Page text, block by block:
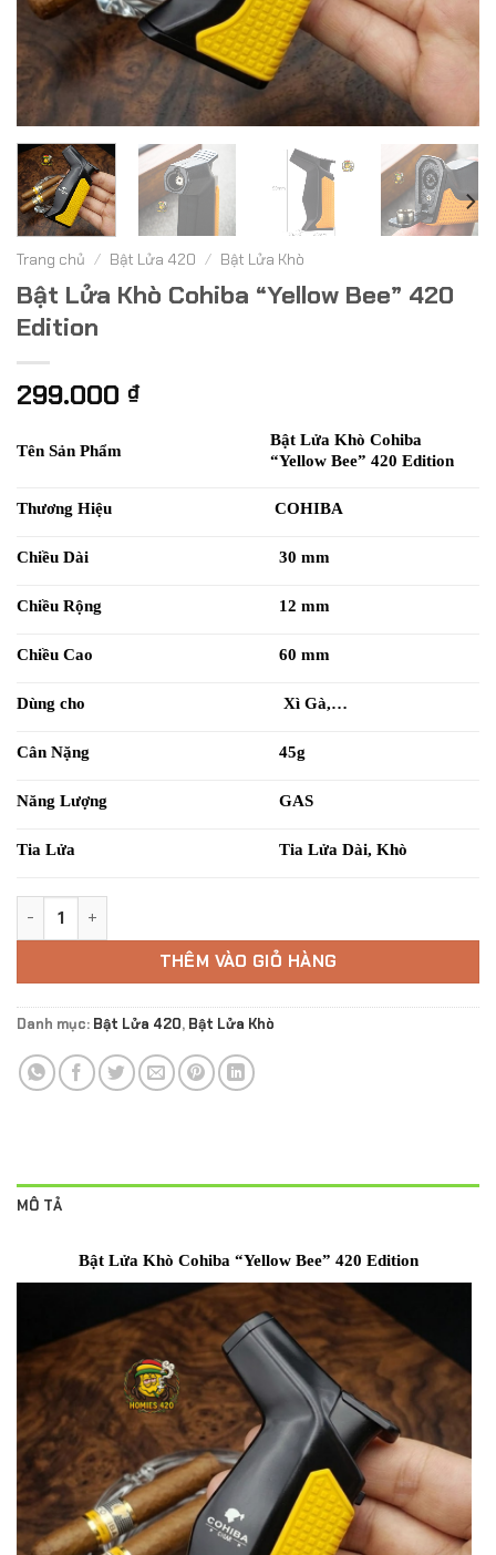
Trang chủ / Bật Lửa 420 / Bật Lửa Khò
Bật Lửa Khò Cohiba “Yellow Bee” 420
Edition
299.000 ₫
Tên Sản Phẩm
Bật Lửa Khò Cohiba
“Yellow Bee” 420 Edition
Thương Hiệu COHIBA
Chiều Dài 30 mm
Chiều Rộng 12 mm
Chiều Cao 60 mm
Dùng cho Xì Gà,…
Cân Nặng 45g
Năng Lượng GAS
Tia Lửa Tia Lửa Dài, Khò
Bật Lửa Khò Cohiba "Yellow Bee" 420 Edition số lượng
THÊM VÀO GIỎ HÀNG
Danh mục: Bật Lửa 420, Bật Lửa Khò
MÔ TẢ
Bật Lửa Khò Cohiba “Yellow Bee” 420 Edition